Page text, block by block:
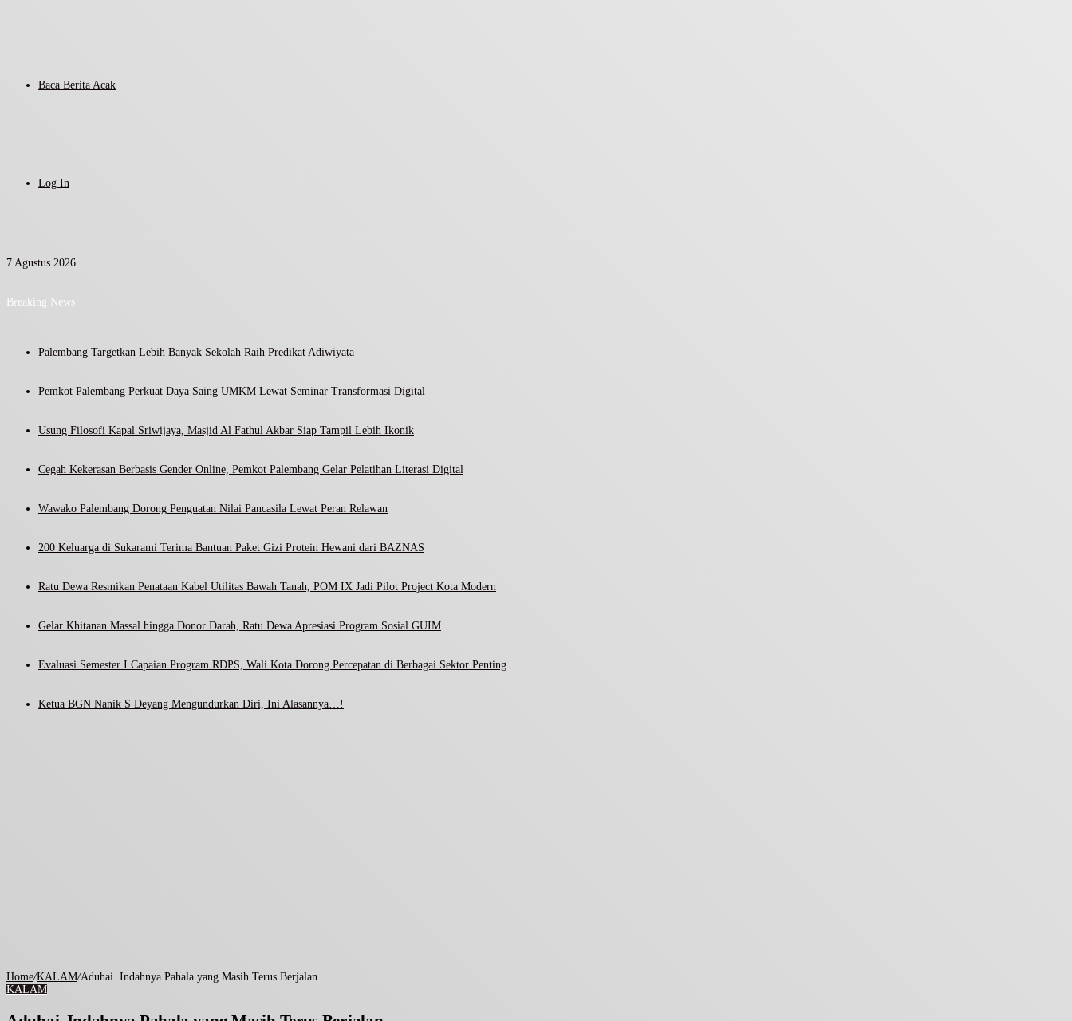
Baca Berita Acak
Log In
7 Agustus 2026
Breaking News
Palembang Targetkan Lebih Banyak Sekolah Raih Predikat Adiwiyata
Pemkot Palembang Perkuat Daya Saing UMKM Lewat Seminar Transformasi Digital
Usung Filosofi Kapal Sriwijaya, Masjid Al Fathul Akbar Siap Tampil Lebih Ikonik
Cegah Kekerasan Berbasis Gender Online, Pemkot Palembang Gelar Pelatihan Literasi Digital
Wawako Palembang Dorong Penguatan Nilai Pancasila Lewat Peran Relawan
200 Keluarga di Sukarami Terima Bantuan Paket Gizi Protein Hewani dari BAZNAS
Ratu Dewa Resmikan Penataan Kabel Utilitas Bawah Tanah, POM IX Jadi Pilot Project Kota Modern
Gelar Khitanan Massal hingga Donor Darah, Ratu Dewa Apresiasi Program Sosial GUIM
Evaluasi Semester I Capaian Program RDPS, Wali Kota Dorong Percepatan di Berbagai Sektor Penting
Ketua BGN Nanik S Deyang Mengundurkan Diri, Ini Alasannya…!
Home/KALAM/Aduhai Indahnya Pahala yang Masih Terus Berjalan
KALAM